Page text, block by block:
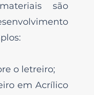
são
o letreiro;
em Acrílico